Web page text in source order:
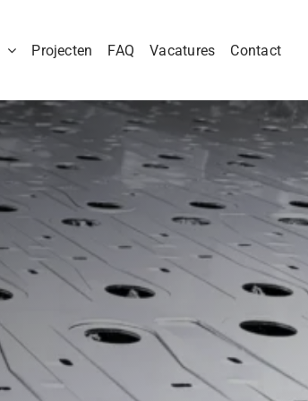
Projecten FAQ Vacatures Contact